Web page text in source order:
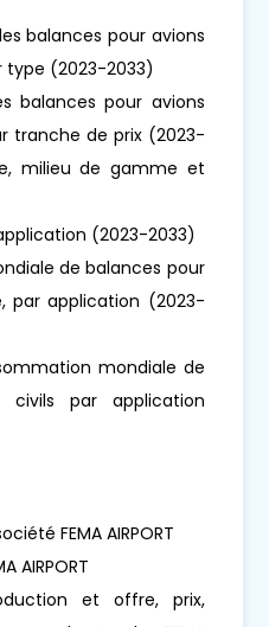
balances pour avions
type (2023-2033)
balances pour avions
tranche de prix (2023-
milieu de gamme et
(2023-2033)
de balances pour
par application (2023-
mondiale de
civils par application
FEMA AIRPORT
AIRPORT
et offre, prix,